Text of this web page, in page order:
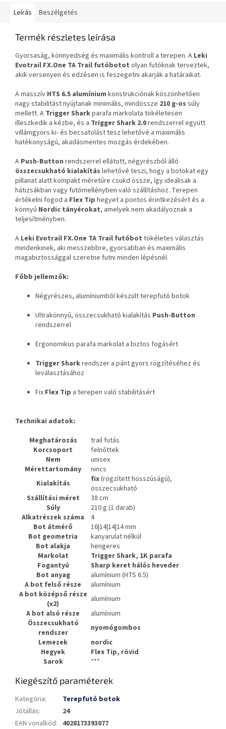
Leírás Beszélgetés
Termék részletes leírása
Gyorsaság, könnyedség és maximális kontroll a terepen. A Leki
Evotrail FX.One TA Trail futóbotot olyan futóknak terveztek,
akik versenyen és edzésen is feszegetni akarják a határaikat.
A masszív HTS 6.5 alumínium konstrukciónak köszönhetően
nagy stabilitást nyújtanak minimális, mindössze 210 g-os súly
mellett. A Trigger Sharkparafa markolata tökéletesen
illeszkedik a kézbe, és a Trigger Shark 2.0rendszerrel együtt
villámgyors ki- és becsatolást tesz lehetővé a maximális
hatékonyságú, akadásmentes mozgás érdekében.
A Push-Button rendszerrel ellátott, négyrészből álló
összecsukható kialakítás lehetővé teszi, hogy a botokat egy
pillanat alatt kompakt méretűre csukd össze, így ideálisak a
hátizsákban vagy futómellényben való szállításhoz. Terepen
értékelni fogod a Flex Tip hegyet a pontos érintkezésért és a
könnyű Nordic tányérokat, amelyek nem akadályoznak a
teljesítményben.
A Leki Evotrail FX.One TA Trail futóbot tökéletes választás
mindenkinek, aki messzebbre, gyorsabban és maximális
magabiztossággal szeretne futni minden lépésnél.
Főbb jellemzők:
Négyrészes, alumíniumból készült terepfutó botok
Ultrakönnyű, összecsukható kialakítás Push-Button
rendszerrel
Ergonomikus parafa markolat a biztos fogásért
Trigger Sharkrendszer a pánt gyors rögzítéséhez és
leválasztásához
Fix Flex Tip a terepen való stabilitásért
Technikai adatok:
Meghatározás
trail futás
Korcsoport
felnőttek
Nem
unisex
Mérettartomány
nincs
Kialakítás
fix(rögzített hosszúságú),
összecsukható
Szállítási méret
38 cm
Súly
210 g (1 darab)
Alkatrészek száma
4
Bot átmérő
16|14|14|14 mm
Bot geometria
kanyarulat nélkül
Bot alakja
hengeres
Markolat
Trigger Shark, 1K parafa
Fogantyú
Sharp keret hálós heveder
Bot anyag
alumínium (HTS 6.5)
A bot felső része
alumínium
A bot középső része
(x2)
alumínium
A bot alsó része
alumínium
Összecsukható
rendszer
nyomógombos
Lemezek
nordic
Hegyek
Flex Tip, rövid
Sarok
***
Kiegészítő paraméterek
Kategória:
Terepfutó botok
Jótállás:
24
EAN vonalkód: 4028173393077